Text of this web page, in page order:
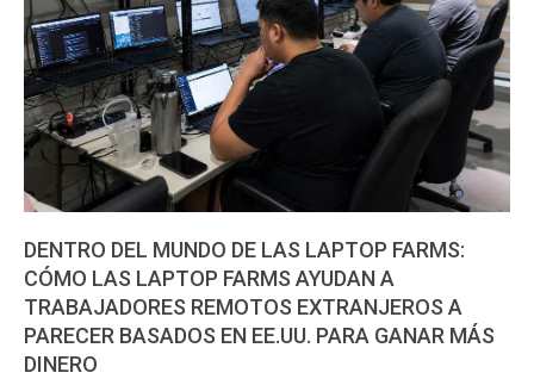
DENTRO DEL MUNDO DE LAS LAPTOP FARMS:
CÓMO LAS LAPTOP FARMS AYUDAN A
TRABAJADORES REMOTOS EXTRANJEROS A
PARECER BASADOS EN EE.UU. PARA GANAR MÁS
DINERO